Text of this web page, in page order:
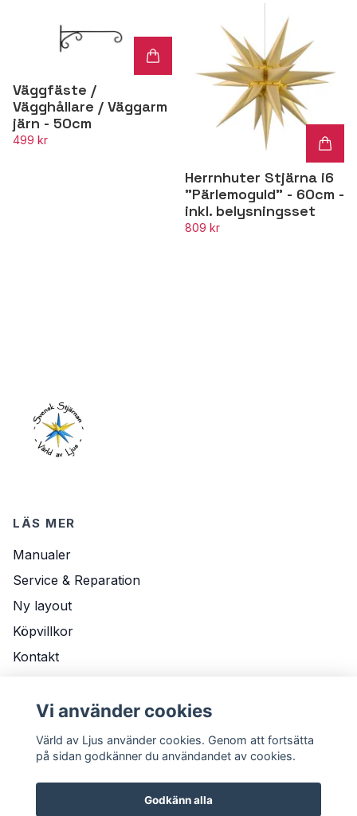
Väggfäste /
Vägghållare / Väggarm
järn - 50cm
499 kr
Herrnhuter Stjärna i6
"Pärlemoguld" - 60cm -
inkl. belysningsset
809 kr
LÄS MER
Manualer
Service & Reparation
Ny layout
Köpvillkor
Kontakt
Leveransvillkor
Vi använder cookies
Värld av Ljus använder cookies. Genom att fortsätta
på sidan godkänner du användandet av cookies.
Godkänn alla